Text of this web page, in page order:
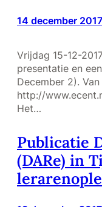
14 december 2017
Vrijdag 15-12-
presentatie en
December 2).
http://
Het…
Publicatie
(DARe) in